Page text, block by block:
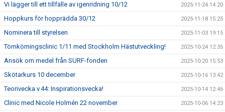
Vi lägger till ett tillfälle av igenridning 10/12 2025-11-24 14:20
Hoppkurs för hopprädda 30/12 2025-11-18 15:25
Nominera till styrelsen 2025-11-03 19:15
Tömkörningsclinic 1/11 med Stockholm Hästutveckling! 2025-10-24 12:35
Ansök om medel från SURF-fonden 2025-10-20 15:53
Skötarkurs 10 december 2025-10-16 13:42
Teorivecka v.44: Inspirationsvecka! 2025-10-14 12:46
Clinic med Nicole Holmén 22 november 2025-10-06 14:23